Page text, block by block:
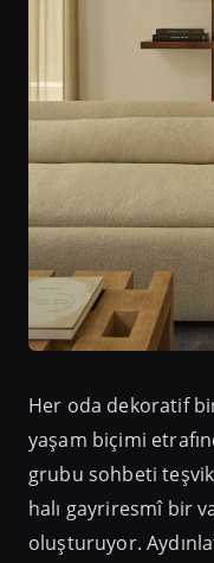
Her oda dekoratif
yaşam biçimi
grubu sohbeti
halı gayriresmî bir
oluşturuyor.